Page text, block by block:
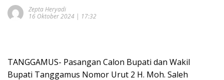
Zepta Heryadi
16 Oktober 2024 | 17:32
TANGGAMUS- Pasangan Calon Bupati dan Wakil
Bupati Tanggamus Nomor Urut 2 H. Moh. Saleh